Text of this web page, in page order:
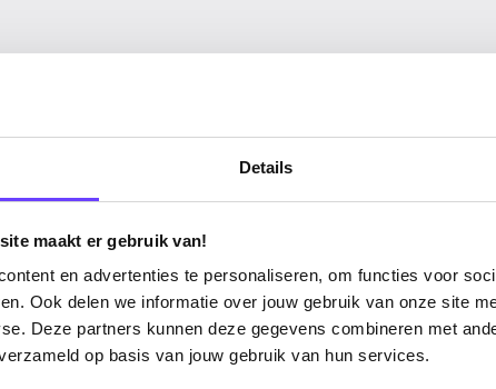
Details
maakt er gebruik van!
en advertenties te personaliseren, om functies voor
Ook delen we informatie over jouw gebruik van onze site
Deze partners kunnen deze gegevens combineren met
op basis van jouw gebruik van hun services.
je voor mensen.
01
om